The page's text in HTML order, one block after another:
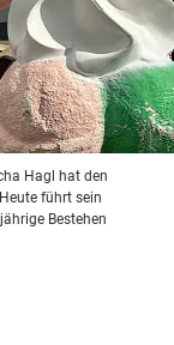
Hagl hat den
führt sein
Bestehen